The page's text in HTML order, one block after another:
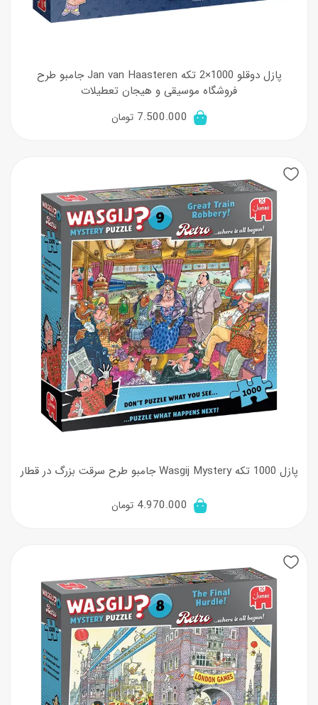
پازل دوقلو 1000×2 تکه Jan van Haasteren جامبو طرح
فروشگاه موسیقی و هیجان تعطیلات
7.500.000 تومان
پازل 1000 تکه Wasgij Mystery جامبو طرح سرقت بزرگ در قطار
4.970.000 تومان